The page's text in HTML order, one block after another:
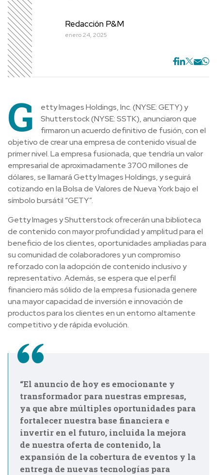
Redacción P&M
enero 24, 2025
G
etty Images Holdings, Inc. (NYSE: GETY) y
Shutterstock (NYSE: SSTK), anunciaron que
firmaron un acuerdo definitivo de fusión, con el
objetivo de crear una empresa de contenido visual de
primer nivel. La empresa fusionada, que tendría un valor
empresarial de aproximadamente 3700 millones de
dólares, se llamará Getty Images Holdings, y seguirá
cotizando en la Bolsa de Valores de Nueva York bajo el
símbolo bursátil “GETY”.
Getty Images y Shutterstock ofrecerán una biblioteca
de contenido con mayor profundidad y amplitud para el
beneficio de los clientes, oportunidades ampliadas para
su comunidad de colaboradores y un compromiso
reforzado con la adopción de contenido inclusivo y
representativo. Además, se espera que el perfil
financiero más sólido de la empresa fusionada genere
una mayor capacidad de inversión e innovación de
productos para los clientes en un entorno altamente
competitivo y de rápida evolución.
“El anuncio de hoy es emocionante y
transformador para nuestras empresas,
ya que abre múltiples oportunidades para
fortalecer nuestra base financiera e
invertir en el futuro, incluida la mejora
de nuestra oferta de contenido, la
expansión de la cobertura de eventos y la
entrega de nuevas tecnologías para